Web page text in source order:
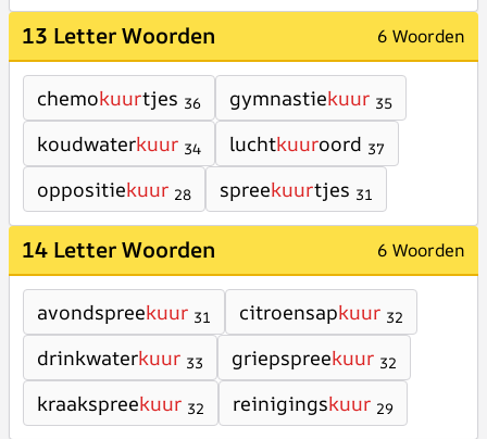
13 Letter Woorden 6 Woorden
chemokuurtjes 36 gymnastiekuur 35
koudwaterkuur 34 luchtkuuroord 37
oppositiekuur 28 spreekuurtjes 31
14 Letter Woorden 6 Woorden
avondspreekuur 31 citroensapkuur 32
drinkwaterkuur 33 griepspreekuur 32
kraakspreekuur 32 reinigingskuur 29